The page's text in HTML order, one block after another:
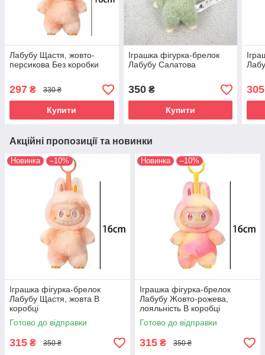
Лабубу Щастя, жовто-
персикова Без коробки
297 ₴ 330 ₴
Купити
Іграшка фігурка-брелок
Лабубу Салатова
350₴
Купити
Акційні пропозиції та новинки
Новинка –10%
Іграшка фігурка-брелок
Лабубу Щастя, жовта В
коробці
Готово до відправки
315 ₴ 350 ₴
Новинка –10%
Іграшка фігурка-брелок
Лабубу Жовто-рожева,
лояльнiсть В коробці
Готово до відправки
315 ₴ 350 ₴